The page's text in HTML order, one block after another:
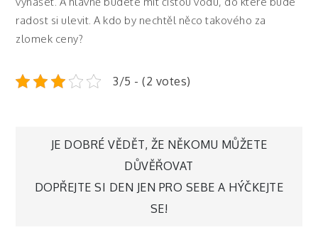
radost si ulevit. A kdo by nechtěl něco takového za
zlomek ceny?
3/5 - (2 votes)
Navigace
pro
JE DOBRÉ VĚDĚT, ŽE NĚKOMU MŮŽETE
DŮVĚŘOVAT
DOPŘEJTE SI DEN JEN PRO SEBE A HÝČKEJTE
SE!